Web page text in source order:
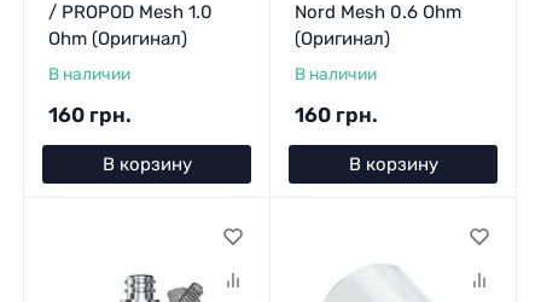
/ PROPOD Mesh 1.0
Ohm (Оригинал)
В наличии
160 грн.
В корзину
Nord Mesh 0.6 Ohm
(Оригинал)
В наличии
160 грн.
В корзину